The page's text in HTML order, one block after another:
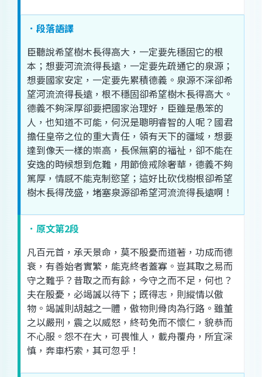
．段落語譯
臣聽說希望樹木長得高大 ， 一定要先穩固它的根
本 ； 想要河流流得長遠 ， 一定要先疏通它的泉源 ；
想要國家安定 ， 一定要先累積德義 。 泉源不深卻希
望河流流得長遠 ， 根不穩固卻希望樹木長得高大 。
德義不夠深厚卻要把國家治理好 ， 臣雖是愚笨的
人 ， 也知道不可能 ， 何況是聰明睿智的人呢？ 國君
擔任皇帝之位的重大責任 ， 領有天下的疆域 ， 想要
達到像天一樣的崇高 ， 長保無窮的福祉 ， 卻不能在
安逸的時候想到危難 ， 用節儉戒除奢華 ， 德義不夠
篤厚 ， 情感不能克制慾望 ； 這好比砍伐樹根卻希望
樹木長得茂盛 ， 堵塞泉源卻希望河流流得長遠啊 ！
．原文第2段
凡百元首 ， 承天景命 ， 莫不殷憂而道著 ， 功成而德
衰 ， 有善始者實繁 ， 能克終者蓋寡 。 豈其取之易而
守之難乎？ 昔取之而有餘 ， 今守之而不足 ， 何也 ？
夫在殷憂 ， 必竭誠以待下 ； 既得志 ， 則縱情以傲
物 。 竭誠則胡越之一體 ， 傲物則骨肉為行路 。 雖董
之以嚴刑 ， 震之以威怒 ， 終苟免而不懷仁 ， 貌恭而
不心服 。 怨不在大 ， 可畏惟人 ， 載舟覆舟 ， 所宜深
慎 ， 奔車朽索 ， 其可忽乎 ！